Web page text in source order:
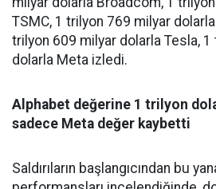
TSMC, 1 trilyon 769 milyar
trilyon 609 milyar dolarla Tesla,
dolarla Meta izledi.
Alphabet değerine 1 trilyon
sadece Meta değer kaybetti
Saldırıların başlangıcından bu